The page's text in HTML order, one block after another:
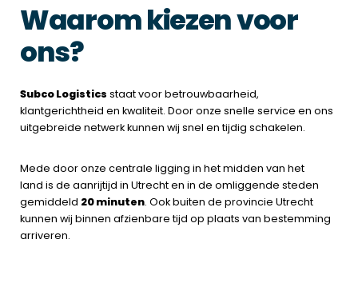
Waarom kiezen voor
ons?
Subco Logistics staat voor betrouwbaarheid,
klantgerichtheid en kwaliteit. Door onze snelle service en ons
uitgebreide netwerk kunnen wij snel en tijdig schakelen.
Mede door onze centrale ligging in het midden van het
land is de aanrijtijd in Utrecht en in de omliggende steden
gemiddeld 20 minuten. Ook buiten de provincie Utrecht
kunnen wij binnen afzienbare tijd op plaats van bestemming
arriveren.